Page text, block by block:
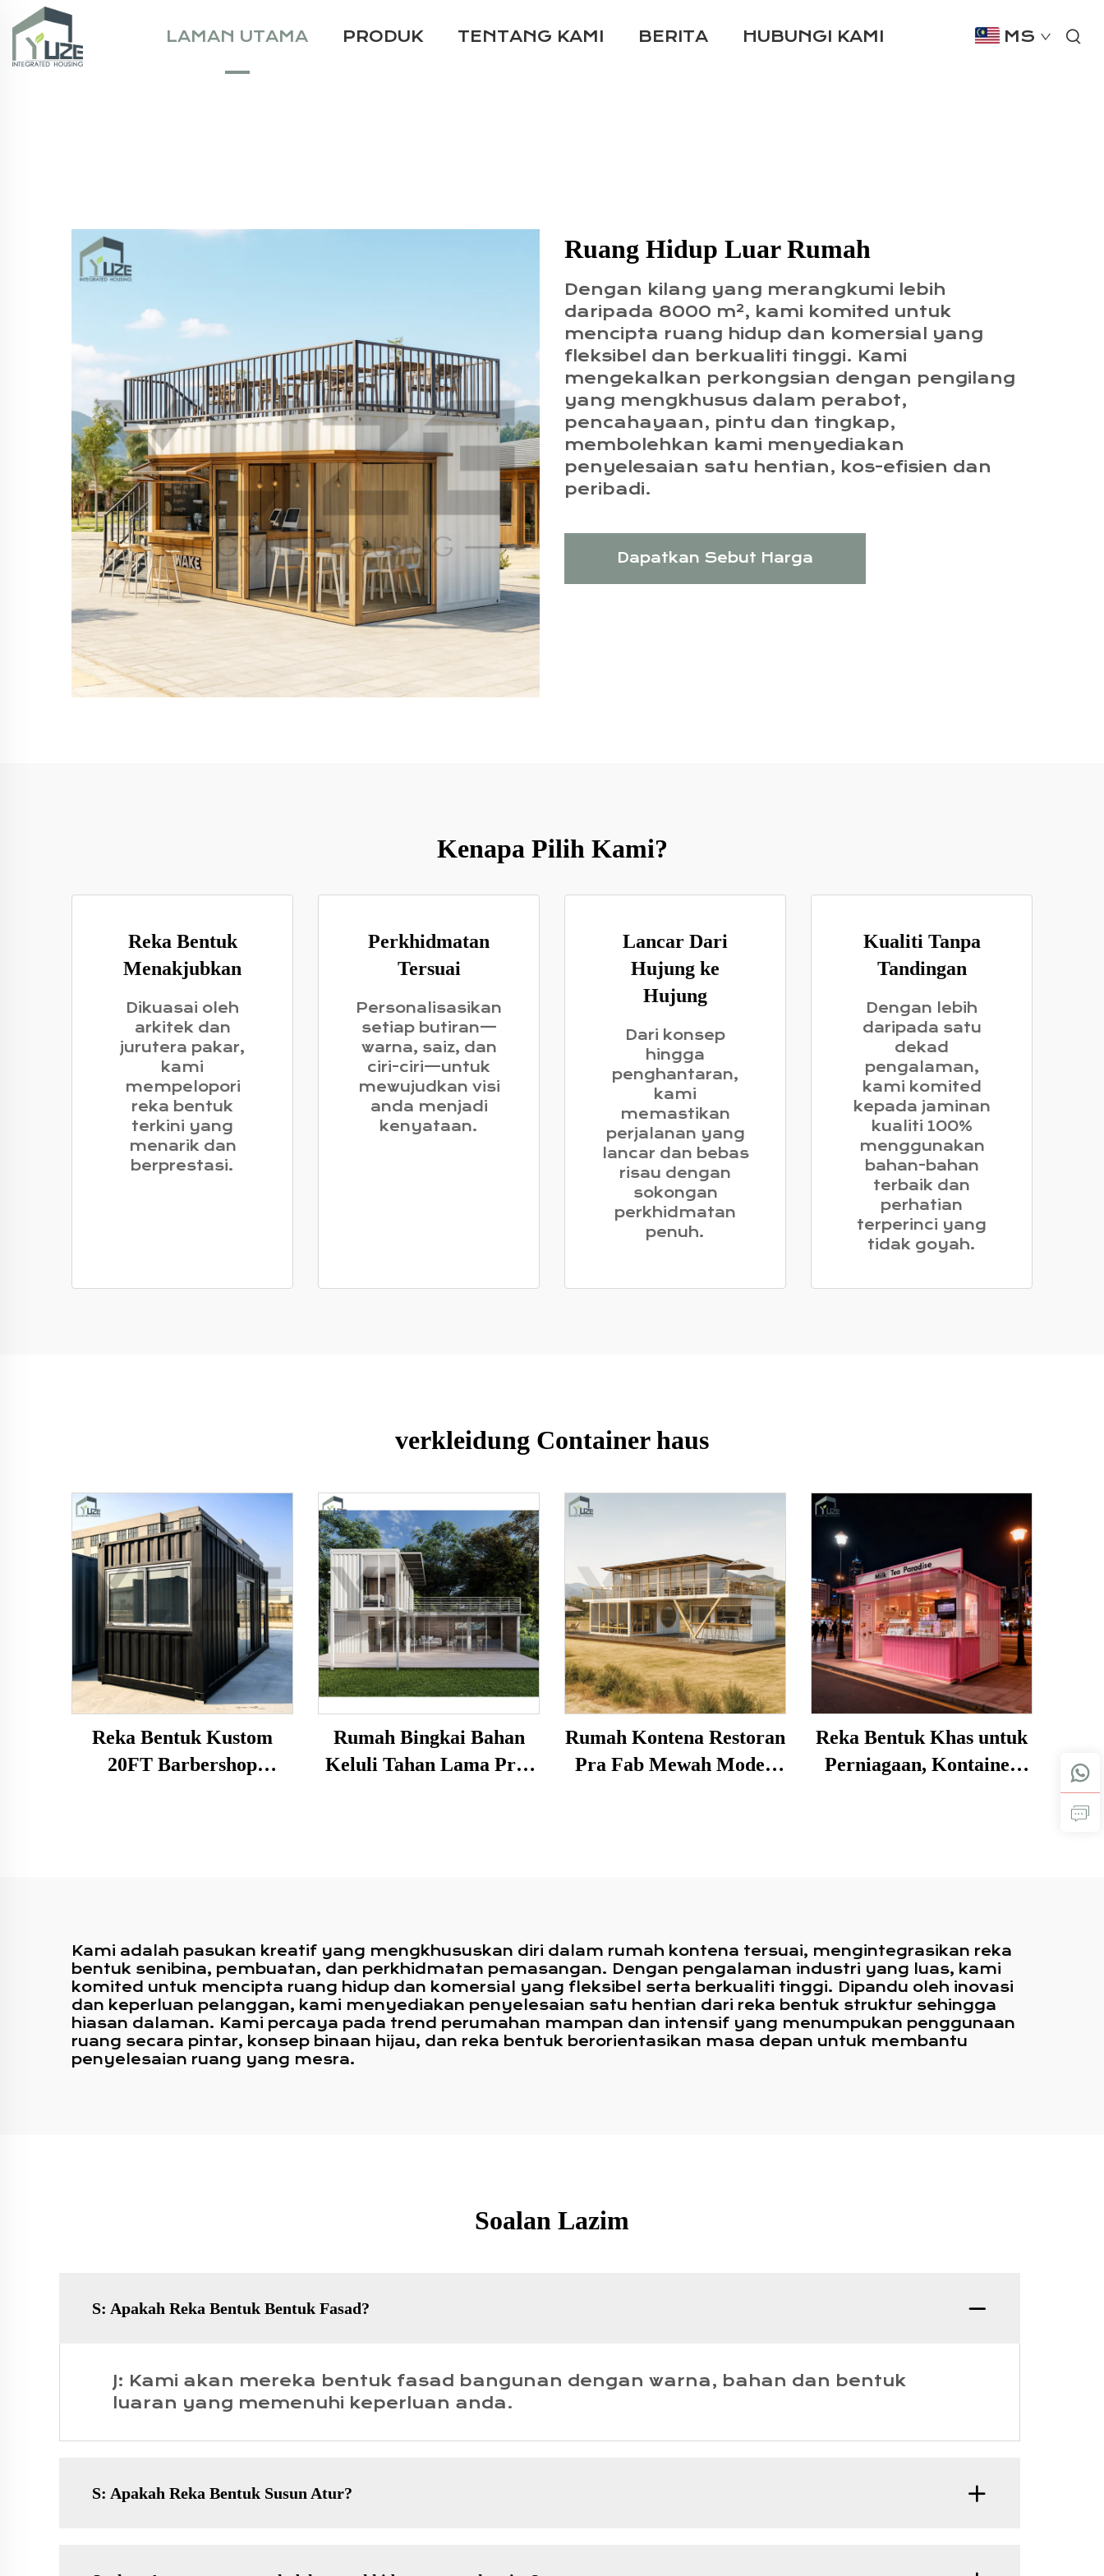
LAMAN UTAMA PRODUK TENTANG KAMI BERITA HUBUNGI KAMI MS
Ruang Hidup Luar Rumah
Dengan kilang yang merangkumi lebih
daripada 8000 m², kami komited untuk
mencipta ruang hidup dan komersial yang
fleksibel dan berkualiti tinggi. Kami
mengekalkan perkongsian dengan pengilang
yang mengkhusus dalam perabot,
pencahayaan, pintu dan tingkap,
membolehkan kami menyediakan
penyelesaian satu hentian, kos-efisien dan
peribadi.
Dapatkan Sebut Harga
Kenapa Pilih Kami?
Reka Bentuk
Menakjubkan
Dikuasai oleh
arkitek dan
jurutera pakar,
kami
mempelopori
reka bentuk
terkini yang
menarik dan
berprestasi.
Perkhidmatan
Tersuai
Personalisasikan
setiap butiran—
warna, saiz, dan
ciri-ciri—untuk
mewujudkan visi
anda menjadi
kenyataan.
Lancar Dari
Hujung ke
Hujung
Dari konsep
hingga
penghantaran,
kami
memastikan
perjalanan yang
lancar dan bebas
risau dengan
sokongan
perkhidmatan
penuh.
Kualiti Tanpa
Tandingan
Dengan lebih
daripada satu
dekad
pengalaman,
kami komited
kepada jaminan
kualiti 100%
menggunakan
bahan-bahan
terbaik dan
perhatian
terperinci yang
tidak goyah.
verkleidung Container haus
Reka Bentuk Kustom
20FT Barbershop
Rumah Bingkai Bahan
Keluli Tahan Lama Pra-
Rumah Kontena Restoran
Pra Fab Mewah Moden
Reka Bentuk Khas untuk
Perniagaan, Kontainer
Kami adalah pasukan kreatif yang mengkhususkan diri dalam rumah kontena tersuai, mengintegrasikan reka
bentuk senibina, pembuatan, dan perkhidmatan pemasangan. Dengan pengalaman industri yang luas, kami
komited untuk mencipta ruang hidup dan komersial yang fleksibel serta berkualiti tinggi. Dipandu oleh inovasi
dan keperluan pelanggan, kami menyediakan penyelesaian satu hentian dari reka bentuk struktur sehingga
hiasan dalaman. Kami percaya pada trend perumahan mampan dan intensif yang menumpukan penggunaan
ruang secara pintar, konsep binaan hijau, dan reka bentuk berorientasikan masa depan untuk membantu
penyelesaian ruang yang mesra.
Soalan Lazim
S: Apakah Reka Bentuk Bentuk Fasad?
J: Kami akan mereka bentuk fasad bangunan dengan warna, bahan dan bentuk
luaran yang memenuhi keperluan anda.
S: Apakah Reka Bentuk Susun Atur?